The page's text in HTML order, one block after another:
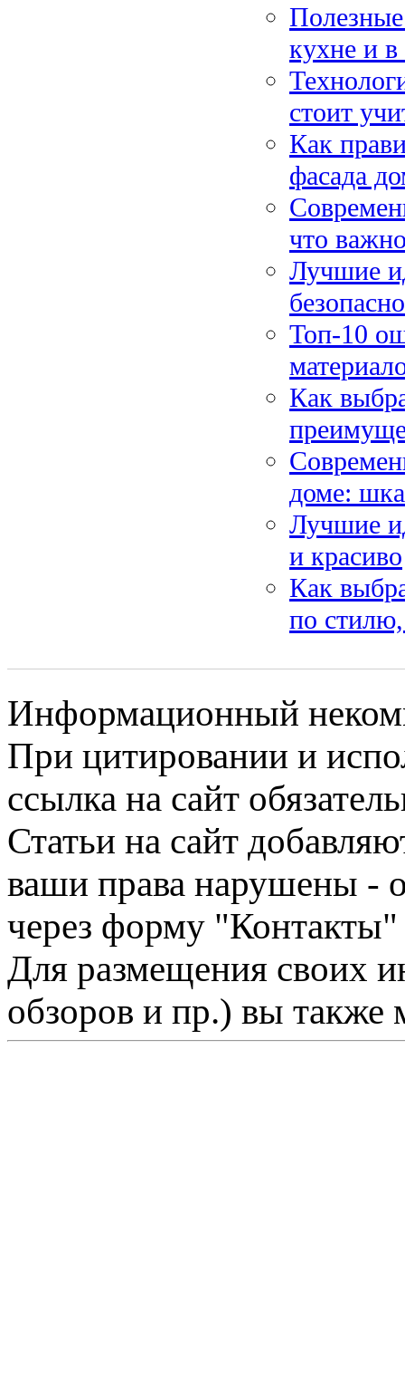
кухне и
стоит
Как
фасада
что
Лучшие
Топ-10
Как
доме:
Лучшие
и красиво
Как
по
Информационный
При цитировании и
ссылка на сайт
Статьи на сайт
ваши права нарушены -
через форму "Контакты"
Для размещения своих
обзоров и пр.) вы также